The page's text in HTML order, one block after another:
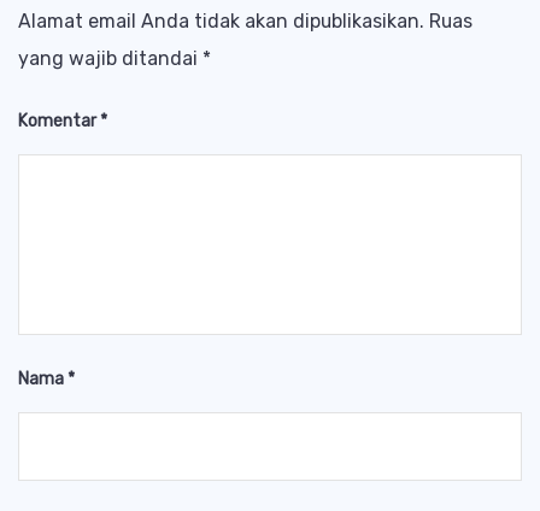
Alamat email Anda tidak akan dipublikasikan. Ruas
yang wajib ditandai *
Komentar*
Nama*